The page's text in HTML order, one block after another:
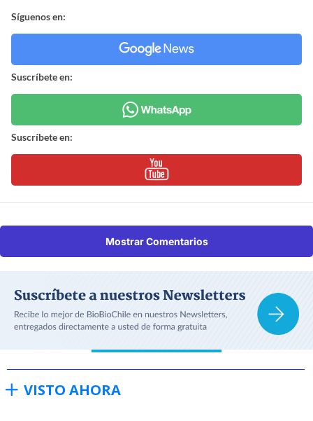
Síguenos en:
Suscríbete en:
Suscríbete en:
Mostrar Comentarios
VISTO AHORA